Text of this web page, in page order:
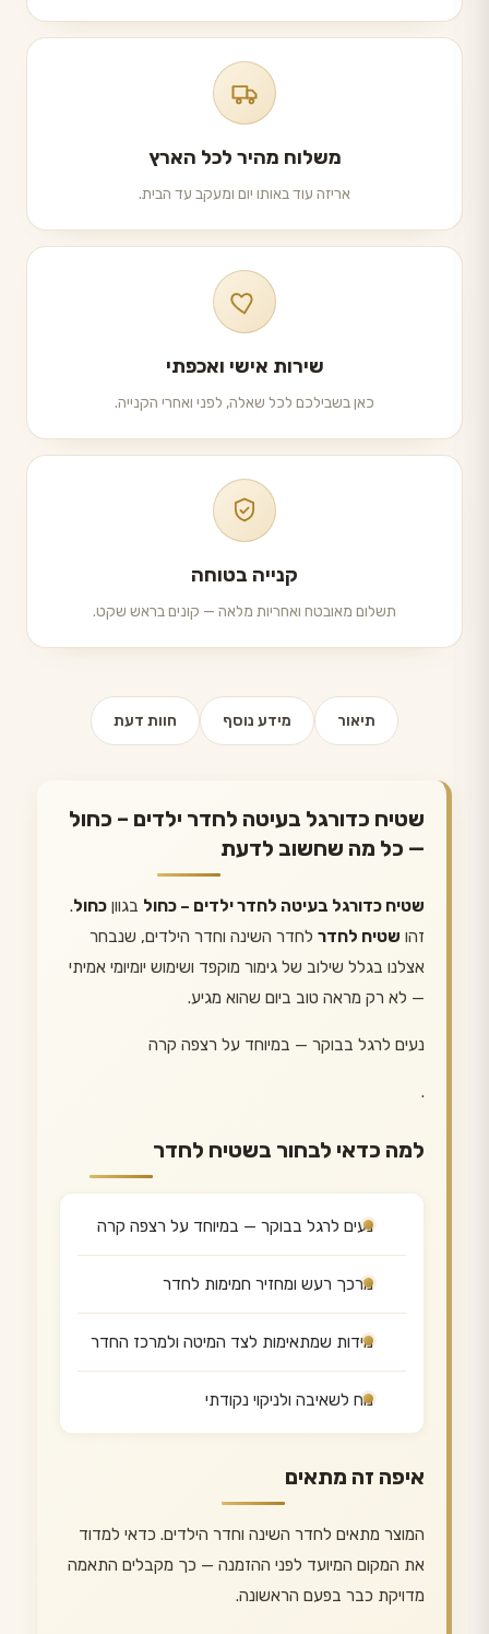
משלוח מהיר לכל הארץ
אריזה עוד באותו יום ומעקב עד הבית.
שירות אישי ואכפתי
כאן בשבילכם לכל שאלה, לפני ואחרי הקנייה.
קנייה בטוחה
תשלום מאובטח ואחריות מלאה — קונים בראש שקט.
תיאור מידע נוסף חוות דעת
שטיח כדורגל בעיטה לחדר ילדים – כחול
— כל מה שחשוב לדעת
שטיח כדורגל בעיטה לחדר ילדים – כחול בגוון כחול.
זהו שטיח לחדר לחדר השינה וחדר הילדים, שנבחר
אצלנו בגלל שילוב של גימור מוקפד ושימוש יומיומי אמיתי
— לא רק מראה טוב ביום שהוא מגיע.
נעים לרגל בבוקר — במיוחד על רצפה קרה
.
למה כדאי לבחור בשטיח לחדר
נעים לרגל בבוקר — במיוחד על רצפה קרה
מרכך רעש ומחזיר חמימות לחדר
מידות שמתאימות לצד המיטה ולמרכז החדר
נוח לשאיבה ולניקוי נקודתי
איפה זה מתאים
המוצר מתאים לחדר השינה וחדר הילדים. כדאי למדוד
את המקום המיועד לפני ההזמנה — כך מקבלים התאמה
מדויקת כבר בפעם הראשונה.